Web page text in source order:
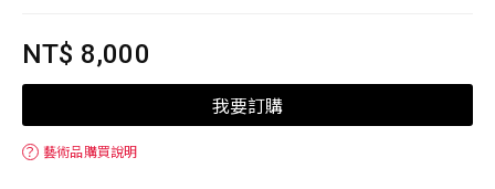
NT$ 8,000
我要訂購
？ 藝術品購買說明